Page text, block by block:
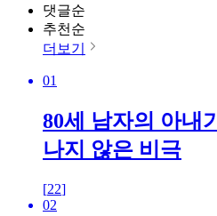
댓글순
추천순
더보기
01
80세 남자의 아내
나지 않은 비극
[22]
02